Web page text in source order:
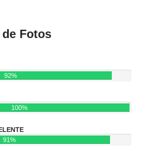
Fotos
92%
100%
91%